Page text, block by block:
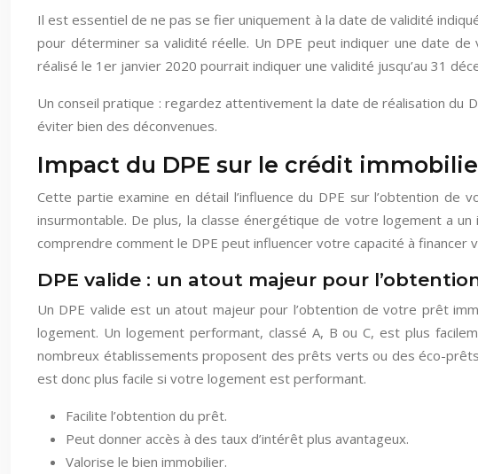
Il est essentiel de ne pas se fier uniquement à la date de validité
pour déterminer sa validité réelle. Un DPE peut indiquer une date
réalisé le 1er janvier 2020 pourrait indiquer une validité jusqu’au 31
Un conseil pratique : regardez attentivement la date de réalisation
éviter bien des déconvenues.
Impact du DPE sur le crédit
Cette partie examine en détail l’influence du DPE sur l’obtention
insurmontable. De plus, la classe énergétique de votre logement a
comprendre comment le DPE peut influencer votre capacité à financer
DPE valide : un atout majeur pour
Un DPE valide est un atout majeur pour l’obtention de votre prêt
logement. Un logement performant, classé A, B ou C, est plus
nombreux établissements proposent des prêts verts ou des éco-
est donc plus facile si votre logement est performant.
Facilite l’obtention du prêt.
Peut donner accès à des taux d’intérêt plus avantageux.
Valorise le bien immobilier.